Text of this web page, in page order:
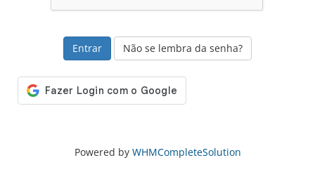
Não se lembra da senha?
Powered by WHMCompleteSolution